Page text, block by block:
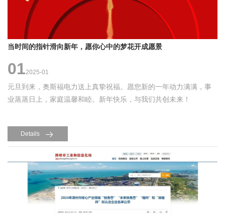
当时间的指针滑向新年，愿你心中的梦花开成愿景
012025-01
元旦到来，奥斯福电力送上真挚祝福。愿您新的一年动力满满，事
业蒸蒸日上，家庭温馨和睦。新年快乐，与我们共创未来！
Details